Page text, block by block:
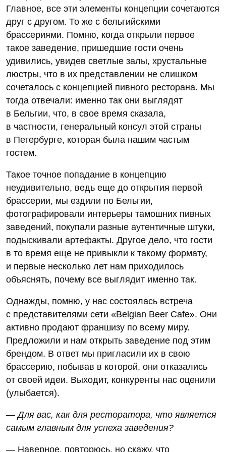
Главное, все эти элементы концепции сочетаются
друг с другом. То же с бельгийскими
брассериями. Помню, когда открыли первое
такое заведение, пришедшие гости очень
удивились, увидев светлые залы, хрустальные
люстры, что в их представлении не слишком
сочеталось с концепцией пивного ресторана. Мы
тогда отвечали: именно так они выглядят
в Бельгии, что, в свое время сказала,
в частности, генеральный консул этой страны
в Петербурге, которая была нашим частым
гостем.
Такое точное попадание в концепцию
неудивительно, ведь еще до открытия первой
брассерии, мы ездили по Бельгии,
фотографировали интерьеры тамошних пивных
заведений, покупали разные аутентичные штуки,
подыскивали артефакты. Другое дело, что гости
в то время еще не привыкли к такому формату,
и первые несколько лет нам приходилось
объяснять, почему все выглядит именно так.
Однажды, помню, у нас состоялась встреча
с представителями сети «Belgian Beer Cafe». Они
активно продают франшизу по всему миру.
Предложили и нам открыть заведение под этим
брендом. В ответ мы пригласили их в свою
брассерию, побывав в которой, они отказались
от своей идеи. Выходит, конкуренты нас оценили
(улыбается).
— Для вас, как для ресторатора, что является
самым главным для успеха заведения?
— Наверное, повторюсь, но скажу, что